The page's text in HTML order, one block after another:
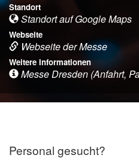
Standort
Standort auf Google Maps
Webseite
Webseite der Messe
Weitere Informationen
Messe Dresden (Anfahrt,
Personal gesucht?